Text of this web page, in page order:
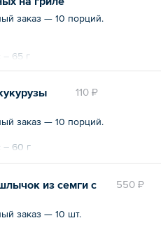
заказ — 10 порций.
65 г
110 ₽
заказ — 10 порций.
60 г
550 ₽
из семги с
заказ — 10 шт.